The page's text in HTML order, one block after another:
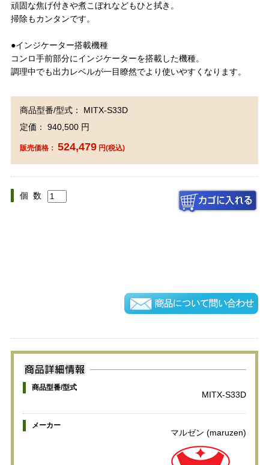
頑固な焦げ付きや煮こぼれなどもひと拭き。
掃除もカンタンです。
●インジケーター搭載機種
コンロ手前部分にインジケーターを搭載した機種。
調理中でも出力レベルが一目瞭然でより使いやすくなります。
商品型番/型式： MITX-S33D
定価： 940,500 円
販売価格： 524,479円(税込)
個 数
商品型番/型式
MITX-S33D
メーカー
マルゼン (maruzen)